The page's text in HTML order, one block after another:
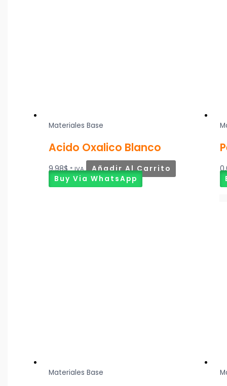
Materiales Base
Acido Oxalico Blanco
9,98$ * IVA
Añadir Al Carrito
Buy Via WhatsApp
Materiales Base